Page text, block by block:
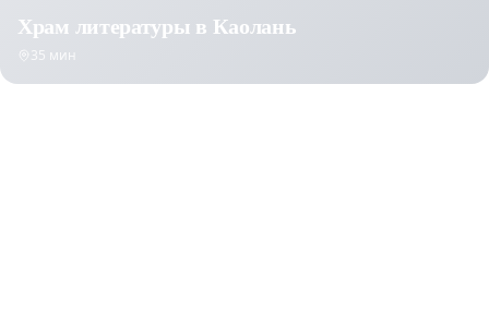
Храм литературы в Каолань
35 мин